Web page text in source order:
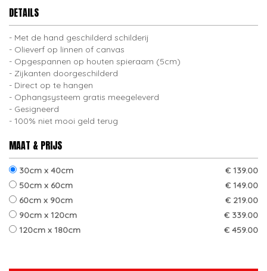
DETAILS
Met de hand geschilderd schilderij
Olieverf op linnen of canvas
Opgespannen op houten spieraam (5cm)
Zijkanten doorgeschilderd
Direct op te hangen
Ophangsysteem gratis meegeleverd
Gesigneerd
100% niet mooi geld terug
MAAT & PRIJS
30cm x 40cm
€ 139.00
50cm x 60cm
€ 149.00
60cm x 90cm
€ 219.00
90cm x 120cm
€ 339.00
120cm x 180cm
€ 459.00